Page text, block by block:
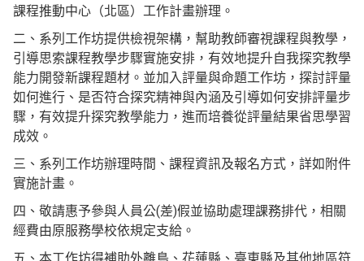
課程推動中心（北區）工作計畫辦理。
二、系列工作坊提供檢視架構，幫助教師審視課程與教學，
引導思索課程教學步驟實施安排，有效地提升自我探究教學
能力開發新課程題材。並加入評量與命題工作坊，探討評量
如何進行、是否符合探究精神與內涵及引導如何安排評量步
驟，有效提升探究教學能力，進而培養從評量結果省思學習
成效。
三、系列工作坊辦理時間、課程資訊及報名方式，詳如附件
實施計畫。
四、敬請惠予參與人員公(差)假並協助處理課務排代，相關
經費由原服務學校依規定支給。